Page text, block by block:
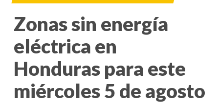
Zonas sin energía
eléctrica en
Honduras para este
miércoles 5 de agosto